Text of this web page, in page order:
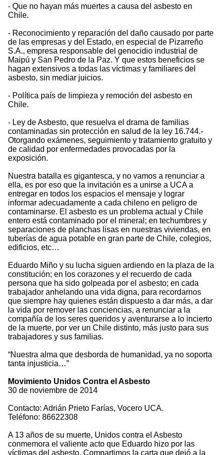
- Que no hayan más muertes a causa del asbesto en
Chile.
- Reconocimiento y reparación del daño causado por parte
de las empresas y del Estado, en especial de Pizarreño
S.A., empresa responsable del genocidio industrial de
Maipú y San Pedro de la Paz. Y que estos beneficios se
hagan extensivos a todas las víctimas y familiares del
asbesto, sin mediar juicios.
- Política país de limpieza y remoción del asbesto en
Chile.
- Ley de Asbesto, que resuelva el drama de familias
contaminadas sin protección en salud de la ley 16.744.-
Otorgando exámenes, seguimiento y tratamiento gratuito y
de calidad por enfermedades provocadas por la
exposición.
Nuestra batalla es gigantesca, y no vamos a renunciar a
ella, es por eso que la invitación es a unirse a UCA a
entregar en todos los espacios el mensaje y lograr
informar adecuadamente a cada chileno en peligro de
contaminarse. El asbesto es un problema actual y Chile
entero está contaminado por el mineral; en techumbres y
separaciones de planchas lisas en nuestras viviendas, en
tuberías de agua potable en gran parte de Chile, colegios,
edificios, etc…
Eduardo Miño y su lucha siguen ardiendo en la plaza de la
constitución; en los corazones y el recuerdo de cada
persona que ha sido golpeada por el asbesto; en cada
trabajador anhelando una vida digna, para recordarnos
que siempre hay quienes están dispuesto a dar más, a dar
la vida por remover las conciencias, a renunciar a la
compañía de los seres queridos y aventurarse a lo incierto
de la muerte, por ver un Chile distinto, más justo para sus
trabajadores y sus familias.
“Nuestra alma que desborda de humanidad, ya no soporta
tanta injusticia…”
Movimiento Unidos Contra el Asbesto
30 de noviembre de 2014
Contacto: Adrián Prieto Farías, Vocero UCA.
Teléfono: 86622308
A 13 años de su muerte, Unidos contra el Asbesto
conmemora el valiente acto que Eduardo hizo por las
víctimas del asbesto. Compartimos la carta que dejó a la